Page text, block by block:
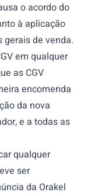
o acordo do
à aplicação
de venda.
em qualquer
as CGV
encomenda
da nova
e a todas as
qualquer
ser
da Orakel